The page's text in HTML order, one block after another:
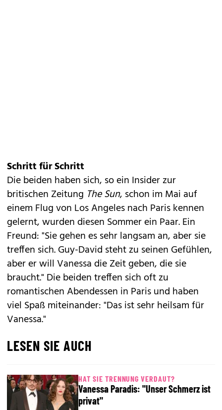
Schritt für Schritt
Die beiden haben sich, so ein Insider zur
britischen Zeitung The Sun, schon im Mai auf
einem Flug von Los Angeles nach Paris kennen
gelernt, wurden diesen Sommer ein Paar. Ein
Freund: "Sie gehen es sehr langsam an, aber sie
treffen sich. Guy-David steht zu seinen Gefühlen,
aber er will Vanessa die Zeit geben, die sie
braucht." Die beiden treffen sich oft zu
romantischen Abendessen in Paris und haben
viel Spaß miteinander: "Das ist sehr heilsam für
Vanessa."
LESEN SIE AUCH
HAT SIE TRENNUNG VERDAUT?
Vanessa Paradis: "Unser Schmerz ist
privat"